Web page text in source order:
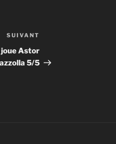
suivant
SUIVANT
joue Astor
5/5